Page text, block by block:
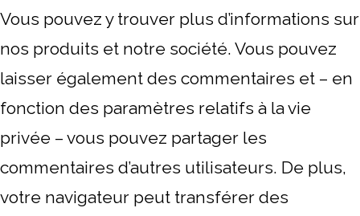
Vous pouvez y trouver plus d’informations sur
nos produits et notre société. Vous pouvez
laisser également des commentaires et – en
fonction des paramètres relatifs à la vie
privée – vous pouvez partager les
commentaires d’autres utilisateurs. De plus,
votre navigateur peut transférer des